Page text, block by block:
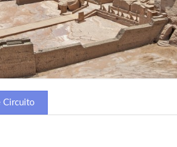
Circuito